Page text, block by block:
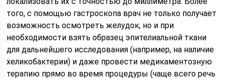
того, с помощью гастроскопа врач не только получает
возможность осмотреть желудок, но и при
необходимости взять образец эпителиальной ткани
для дальнейшего исследования (например, на наличие
хеликобактерии) и даже провести медикаментозную
терапию прямо во время процедуры (чаще всего речь